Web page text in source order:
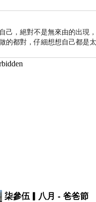
己，絕對不是無來由的出現
的都對，仔細想想自己都是
柒參伍▎八月 - 爸爸節